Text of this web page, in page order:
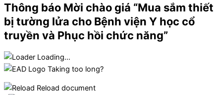
Thông báo Mời chào giá “Mua sắm thiết
bị tường lửa cho Bệnh viện Y học cổ
truyền và Phục hồi chức năng”
Loading...
Taking too long?
Reload document